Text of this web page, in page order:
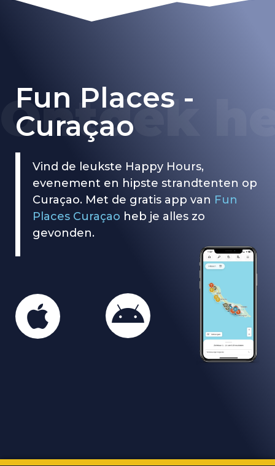
ntdek
Fun Places -
Curaçao
Vind de leukste Happy Hours,
evenement en hipste strandtenten op
Curaçao. Met de gratis app van Fun
Places Curaçao heb je alles zo
gevonden.